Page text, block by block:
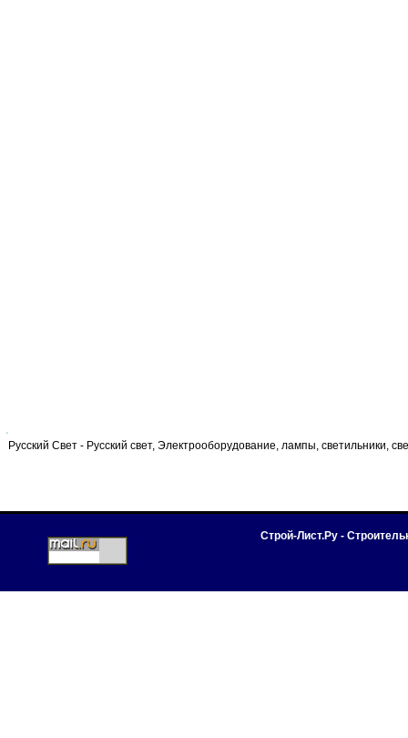
Русский Свет - Русский свет, Электрооборудование, лампы, светильники,
Строй-Лист.Ру -